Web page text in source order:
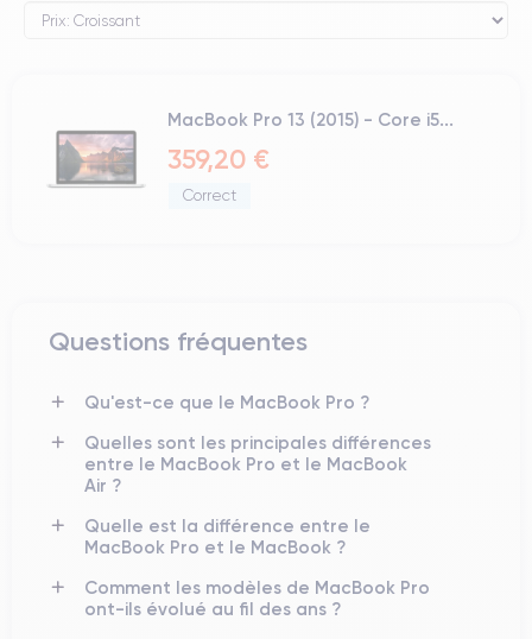
MacBook Pro 13 (2015) - Core i5...
359,20 €
Correct
Questions fréquentes
Qu'est-ce que le MacBook Pro ?
Quelles sont les principales différences
entre le MacBook Pro et le MacBook
Air ?
Quelle est la différence entre le
MacBook Pro et le MacBook ?
Comment les modèles de MacBook Pro
ont-ils évolué au fil des ans ?